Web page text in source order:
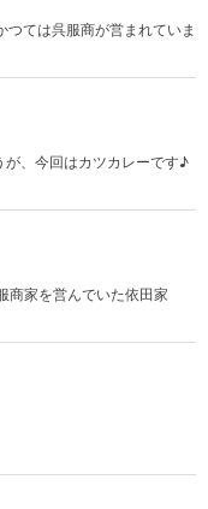
ては呉服商が営まれていま
、今回はカツカレーです♪
家を営んでいた依田家